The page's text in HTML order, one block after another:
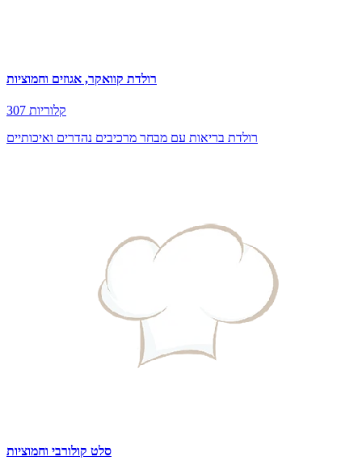
רולדת קוואקר, אגוזים וחמוציות
307 קלוריות
רולדת בריאות עם מבחר מרכיבים נהדרים ואיכותיים
סלט קולורבי וחמוציות